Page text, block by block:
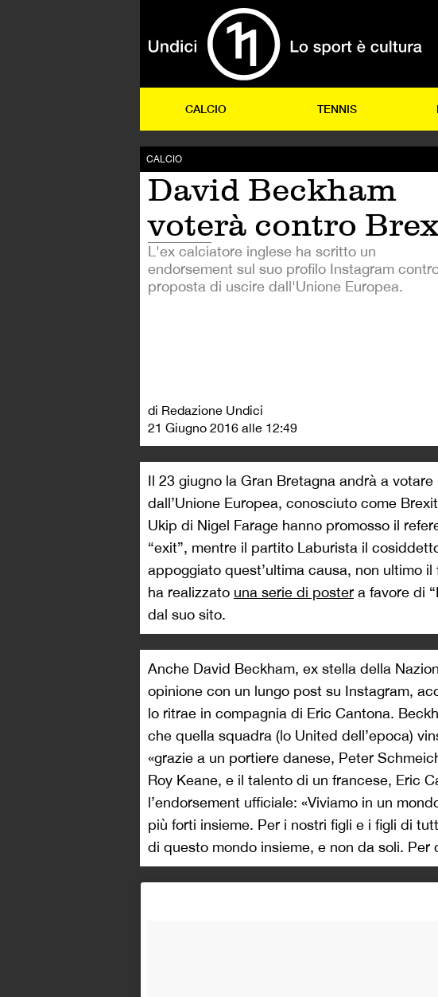
CALCIO TENNIS
CALCIO
David Beckham
voterà contro
L'ex calciatore inglese ha scritto un
endorsement sul suo profilo Instagram
proposta di uscire dall'Unione Europea.
di Redazione Undici
21 Giugno 2016 alle 12:49
Il 23 giugno la Gran Bretagna andrà a
dall’Unione Europea, conosciuto come
Ukip di Nigel Farage hanno promosso il
“exit”, mentre il partito Laburista il
appoggiato quest’ultima causa, non ultimo
ha realizzato una serie di poster a favore di
dal suo sito.
Anche David Beckham, ex stella della
opinione con un lungo post su Instagram,
lo ritrae in compagnia di Eric Cantona.
che quella squadra (lo United dell’epoca)
«grazie a un portiere danese, Peter
Roy Keane, e il talento di un francese, Eric
l’endorsement ufficiale: «Viviamo in un
più forti insieme. Per i nostri figli e i figli di
di questo mondo insieme, e non da soli. Per